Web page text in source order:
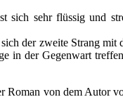
sich sehr flüssig und
der zweite Strang mit
in der Gegenwart
Roman von dem Autor